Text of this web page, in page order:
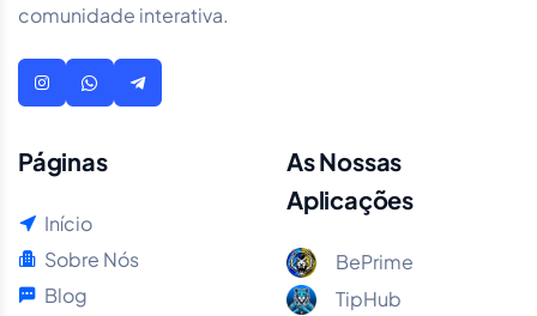
comunidade interativa.
Páginas
Início
Sobre Nós
Blog
As Nossas
Aplicações
BePrime
TipHub